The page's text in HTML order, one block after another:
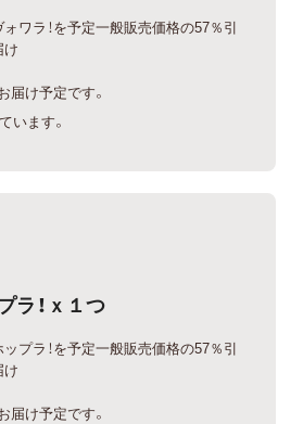
ワラ！を予定一般販売価格の57％引
け
届け予定です。
います。
ラ！ｘ１つ
プラ！を予定一般販売価格の57％引
け
届け予定です。